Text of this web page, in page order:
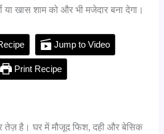
या खास शाम को और भी मजेदार बना देगा।
Jump to Video
Print Recipe
तेज़ है। घर में मौजूद फिश, दही और बेसिक